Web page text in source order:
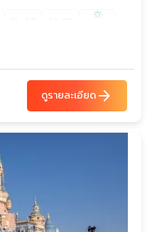
sunny
ดูรายละเอียดarrow_forward